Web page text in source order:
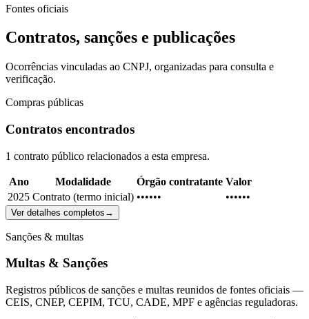
Fontes oficiais
Contratos, sanções e publicações
Ocorrências vinculadas ao CNPJ, organizadas para consulta e
verificação.
Compras públicas
Contratos encontrados
1 contrato público relacionados a esta empresa.
Ano Modalidade Órgão contratante Valor
2025 Contrato (termo inicial) •••••• ••••••
Ver detalhes completos →
Sanções & multas
Multas & Sanções
Registros públicos de sanções e multas reunidos de fontes oficiais —
CEIS, CNEP, CEPIM, TCU, CADE, MPF e agências reguladoras.